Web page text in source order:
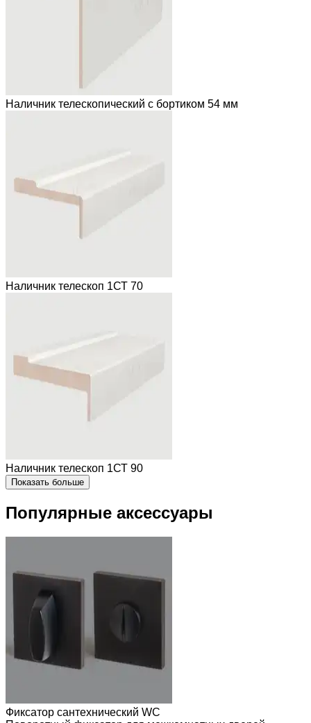
Наличник телескопический с бортиком 54 мм
Наличник телескоп 1СТ 70
Наличник телескоп 1СТ 90
Показать больше
Популярные аксессуары
Фиксатор сантехнический WC